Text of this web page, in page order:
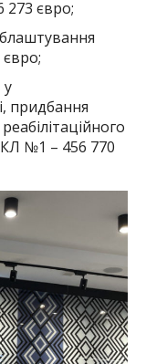
євро;
придбання
№1 – 456 770